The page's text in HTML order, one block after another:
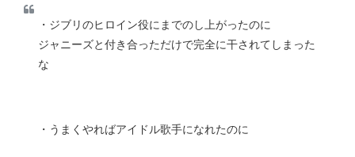
・ジブリのヒロイン役にまでのし上がったのに
ジャニーズと付き合っただけで完全に干されてしまった
な
・うまくやればアイドル歌手になれたのに